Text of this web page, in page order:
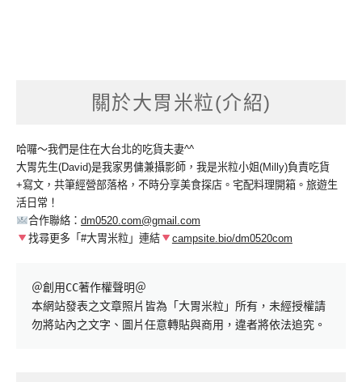
關於大胃米粒(介紹)
哈囉～我們是住在大台北的吃貨夫妻^^
大胃先生(David)是我家男傭兼攝影師，我是米粒小姐(Milly)負責吃貨
+寫文，共筆經營部落格，不時分享美食探店。宅配料理開箱。旅遊生
活日常！
合作聯絡： dm0520.com@gmail.com
找尋更多「#大胃米粒」連結
campsite.bio/dm0520com
＠創用CC著作權聲明＠
本網站發表之文章照片皆為「大胃米粒」所有，未經授權請
勿將站內之文字、圖片任意轉貼與商用，違者將依法追究。